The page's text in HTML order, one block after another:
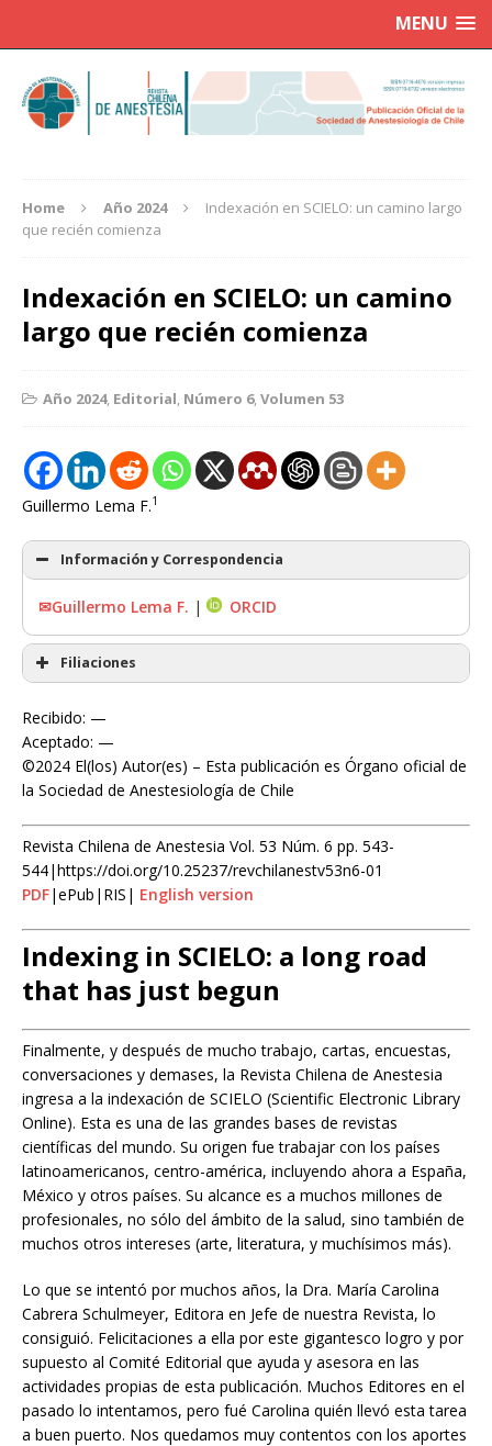
MENU
Home Año 2024
Indexación en SCIELO: un camino largo
que recién comienza
Indexación en SCIELO: un camino
largo que recién comienza
Año 2024, Editorial, Número 6,Volumen 53
Guillermo Lema F.1
Información y Correspondencia
✉Guillermo Lema F. | ORCID
Filiaciones
Recibido: —
Aceptado: —
©2024 El(los) Autor(es) – Esta publicación es Órgano oficial de
la Sociedad de Anestesiología de Chile
Revista Chilena de Anestesia Vol. 53 Núm. 6 pp. 543-
544|https://doi.org/10.25237/revchilanestv53n6-01
PDF|ePub|RIS| English version
Indexing in SCIELO: a long road
that has just begun
Finalmente, y después de mucho trabajo, cartas, encuestas,
conversaciones y demases, la Revista Chilena de Anestesia
ingresa a la indexación de SCIELO (Scientific Electronic Library
Online). Esta es una de las grandes bases de revistas
científicas del mundo. Su origen fue trabajar con los países
latinoamericanos, centro-américa, incluyendo ahora a España,
México y otros países. Su alcance es a muchos millones de
profesionales, no sólo del ámbito de la salud, sino también de
muchos otros intereses (arte, literatura, y muchísimos más).
Lo que se intentó por muchos años, la Dra. María Carolina
Cabrera Schulmeyer, Editora en Jefe de nuestra Revista, lo
consiguió. Felicitaciones a ella por este gigantesco logro y por
supuesto al Comité Editorial que ayuda y asesora en las
actividades propias de esta publicación. Muchos Editores en el
pasado lo intentamos, pero fué Carolina quién llevó esta tarea
a buen puerto. Nos quedamos muy contentos con los aportes